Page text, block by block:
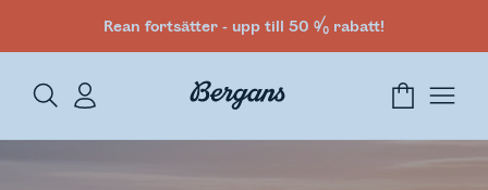
Rean fortsätter - upp till 50 % rabatt!